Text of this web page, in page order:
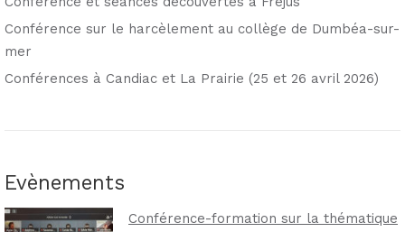
Conférence sur le harcèlement au collège de Dumbéa-sur-
mer
Conférences à Candiac et La Prairie (25 et 26 avril 2026)
Evènements
Conférence-formation sur la thématique